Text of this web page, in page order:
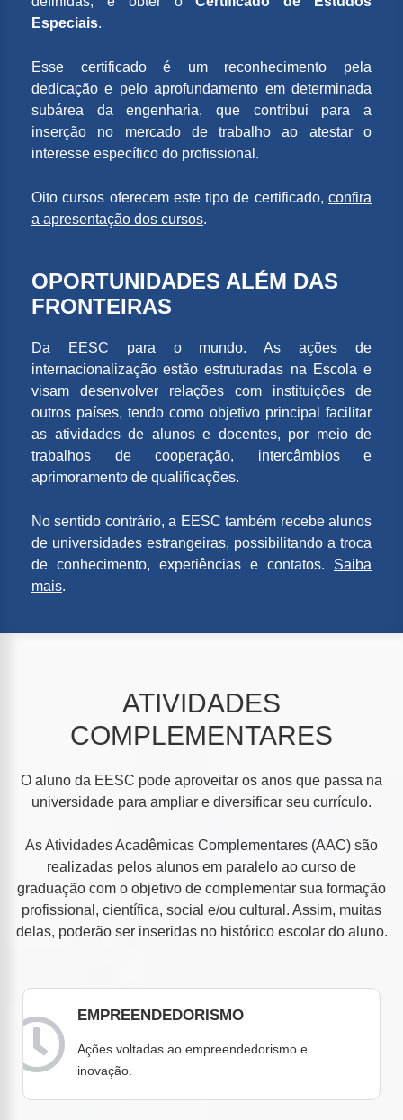
Especiais.
Esse certificado é um reconhecimento pela
dedicação e pelo aprofundamento em determinada
subárea da engenharia, que contribui para a
inserção no mercado de trabalho ao atestar o
interesse específico do profissional.
Oito cursos oferecem este tipo de certificado, confira
a apresentação dos cursos.
OPORTUNIDADES ALÉM DAS
FRONTEIRAS
Da EESC para o mundo. As ações de
internacionalização estão estruturadas na Escola e
visam desenvolver relações com instituições de
outros países, tendo como objetivo principal facilitar
as atividades de alunos e docentes, por meio de
trabalhos de cooperação, intercâmbios e
aprimoramento de qualificações.
No sentido contrário, a EESC também recebe alunos
de universidades estrangeiras, possibilitando a troca
de conhecimento, experiências e contatos. Saiba
mais.
ATIVIDADES
COMPLEMENTARES
O aluno da EESC pode aproveitar os anos que passa na
universidade para ampliar e diversificar seu currículo.
As Atividades Acadêmicas Complementares (AAC) são
realizadas pelos alunos em paralelo ao curso de
graduação com o objetivo de complementar sua formação
profissional, científica, social e/ou cultural. Assim, muitas
delas, poderão ser inseridas no histórico escolar do aluno.
EMPREENDEDORISMO
Ações voltadas ao empreendedorismo e
inovação.